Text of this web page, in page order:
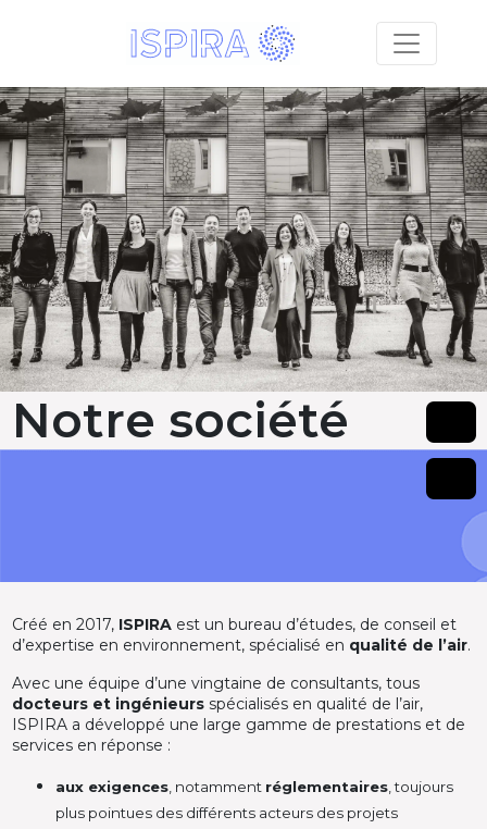
Notre société
Créé en 2017, ISPIRA est un bureau d’études, de conseil et
d’expertise en environnement, spécialisé en qualité de l’air.
Avec une équipe d’une vingtaine de consultants, tous
docteurs et ingénieurs spécialisés en qualité de l’air,
ISPIRA a développé une large gamme de prestations et de
services en réponse :
aux exigences , notamment réglementaires , toujours
plus pointues des différents acteurs des projets